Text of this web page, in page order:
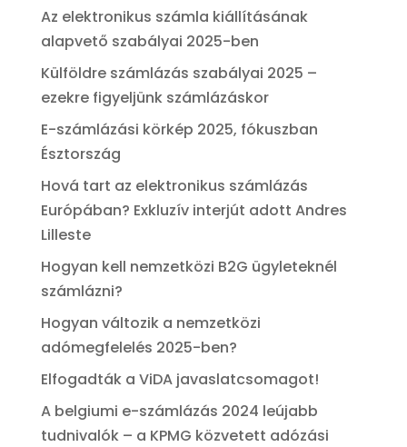
Az elektronikus számla kiállításának
alapvető szabályai 2025-ben
Külföldre számlázás szabályai 2025 –
ezekre figyeljünk számlázáskor
E-számlázási körkép 2025, fókuszban
Észtország
Hová tart az elektronikus számlázás
Európában? Exkluzív interjút adott Andres
Lilleste
Hogyan kell nemzetközi B2G ügyleteknél
számlázni?
Hogyan változik a nemzetközi
adómegfelelés 2025-ben?
Elfogadták a ViDA javaslatcsomagot!
A belgiumi e-számlázás 2024 leújabb
tudnivalók – a KPMG közvetett adózási